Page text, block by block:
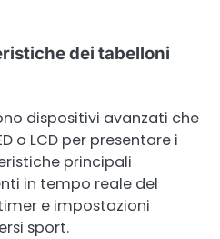
dei tabelloni
dispositivi avanzati che
o LCD per presentare i
principali
in tempo reale del
e impostazioni
sport.